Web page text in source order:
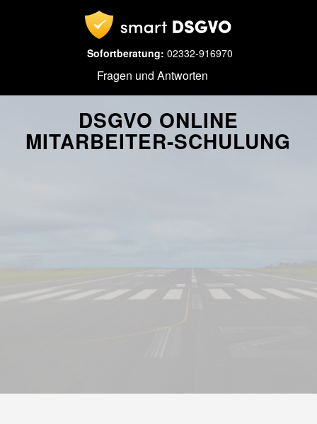
Sofortberatung: 02332-916970
Fragen und Antworten
DSGVO ONLINE
MITARBEITER-SCHULUNG